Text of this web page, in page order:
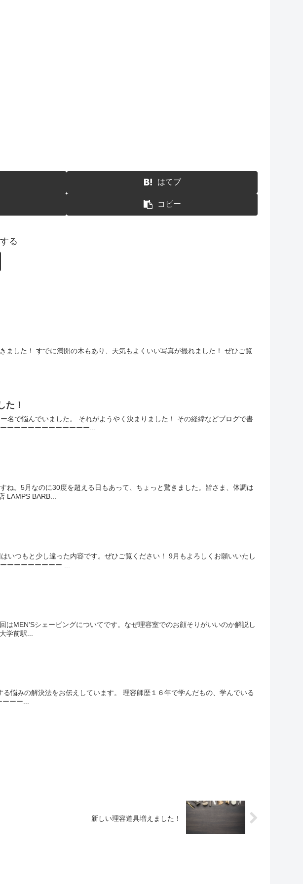
はてブ
コピー
る
ました！ すでに満開の木もあり、天気もよくいい写真が撮れました！ ぜひご覧
た！
名で悩んでいました。 それがようやく決まりました！ その経緯などブログで書
ーーーーーーーーーーーー...
ね。5月なのに30度を超える日もあって、ちょっと驚きました。皆さま、体調は
LAMPS BARB...
いつもと少し違った内容です。ぜひご覧ください！ 9月もよろしくお願いいたし
ーーーーーーーー ...
MEN'Sシェービングについてです。なぜ理容室でのお顔そりがいいのか解説し
学前駅...
悩みの解決法をお伝えしています。 理容師歴１６年で学んだもの、学んでいる
ーー...
新しい理容道具増えました！